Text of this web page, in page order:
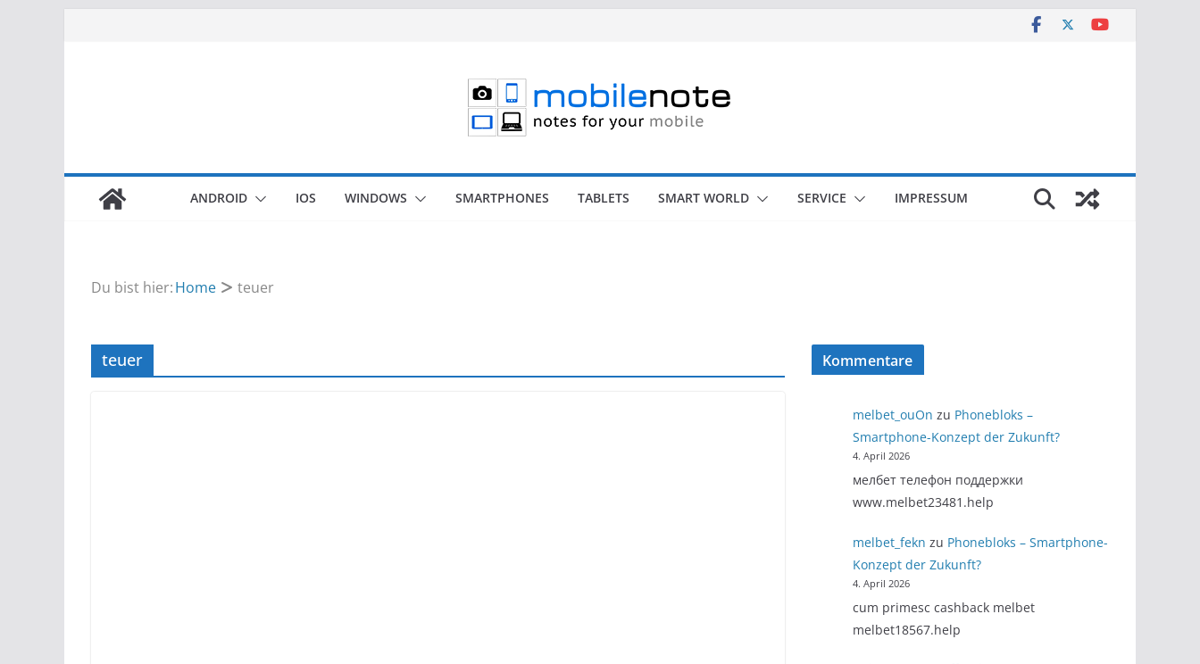
ANDROID IOS WINDOWS SMARTPHONES TABLETS SMART WORLD SERVICE IMPRESSUM
Du bist hier:Home teuer
teuer Kommentare
melbet_ouOn zu Phonebloks –
Smartphone-Konzept der Zukunft?
4. April 2026
мелбет телефон поддержки
www.melbet23481.help
melbet_fekn zu Phonebloks – Smartphone-
Konzept der Zukunft?
4. April 2026
cum primesc cashback melbet
melbet18567.help